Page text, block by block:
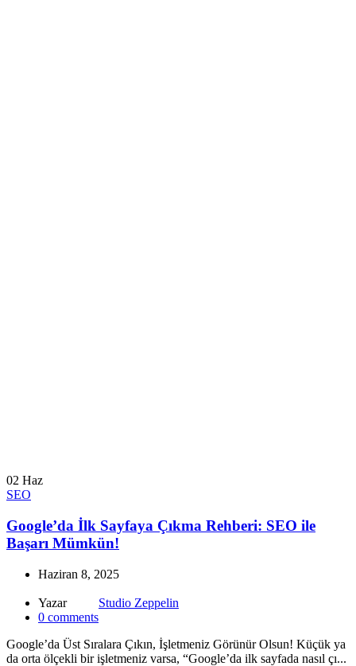
02 Haz
SEO
Google’da İlk Sayfaya Çıkma Rehberi: SEO ile
Başarı Mümkün!
Haziran 8, 2025
Yazar
Studio Zeppelin
0 comments
Google’da Üst Sıralara Çıkın, İşletmeniz Görünür Olsun! Küçük ya
da orta ölçekli bir işletmeniz varsa, “Google’da ilk sayfada nasıl çı...